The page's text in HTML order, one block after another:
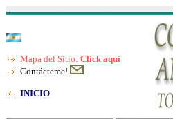
Mapa del Sitio: Click aquí
Contácteme!
INICIO